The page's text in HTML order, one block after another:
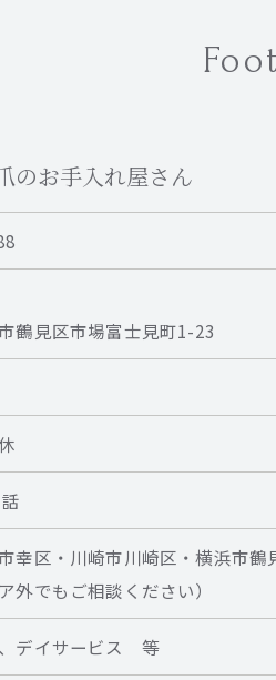
のお手入れ屋さん
鶴見区市場富士見町1-23
幸区・川崎市川崎区・横浜市鶴
外でもご相談ください）
デイサービス 等